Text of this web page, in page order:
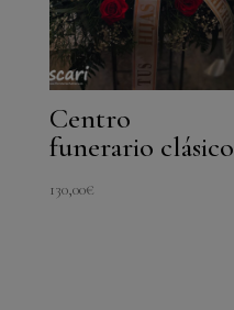
Centro
funerario clásico
130,00€